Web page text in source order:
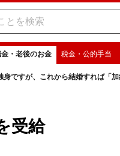
・老後のお金 税金・公的手当
身ですが、これから結婚すれば「
受給